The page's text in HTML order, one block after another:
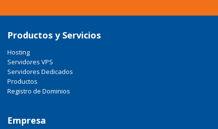
Productos y Servicios
Hosting
Servidores VPS
Servidores Dedicados
Productos
Registro de Dominios
Empresa